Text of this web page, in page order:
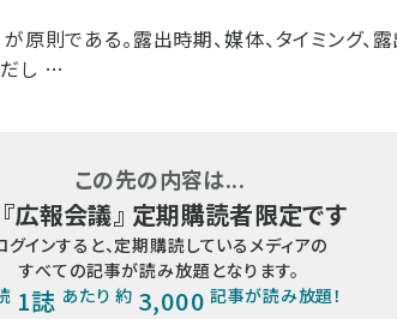
原則である。露出時期、媒体、タイミング
だし …
この先の内容は...
『広報会議』 定期購読者限定です
グインすると、定期購読しているメディアの
すべての記事が読み放題となります。
1誌 あたり 約 3,000 記事が読み放題！